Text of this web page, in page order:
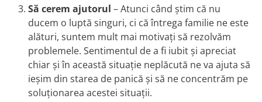
Să cerem ajutorul – Atunci când știm că nu
ducem o luptă singuri, ci că întrega familie ne este
alături, suntem mult mai motivați să rezolvăm
problemele. Sentimentul de a fi iubit și apreciat
chiar și în această situație neplăcută ne va ajuta să
ieșim din starea de panică și să ne concentrăm pe
soluționarea acestei situații.